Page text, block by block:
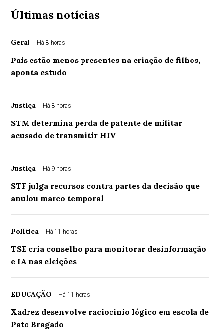
Últimas notícias
Geral Há 8 horas
Pais estão menos presentes na criação de filhos,
aponta estudo
Justiça Há 8 horas
STM determina perda de patente de militar
acusado de transmitir HIV
Justiça Há 9 horas
STF julga recursos contra partes da decisão que
anulou marco temporal
Política Há 11 horas
TSE cria conselho para monitorar desinformação
e IA nas eleições
EDUCAÇÃO Há 11 horas
Xadrez desenvolve raciocínio lógico em escola de
Pato Bragado